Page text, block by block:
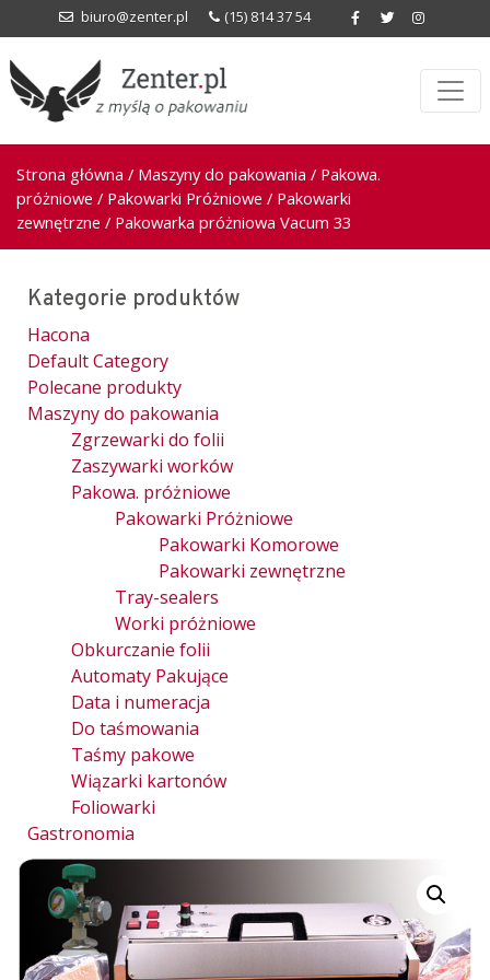
biuro@zenter.pl (15) 814 37 54
Strona główna / Maszyny do pakowania / Pakowa.
próżniowe / Pakowarki Próżniowe / Pakowarki
zewnętrzne / Pakowarka próżniowa Vacum 33
Kategorie produktów
Hacona
Default Category
Polecane produkty
Maszyny do pakowania
Zgrzewarki do folii
Zaszywarki worków
Pakowa. próżniowe
Pakowarki Próżniowe
Pakowarki Komorowe
Pakowarki zewnętrzne
Tray-sealers
Worki próżniowe
Obkurczanie folii
Automaty Pakujące
Data i numeracja
Do taśmowania
Taśmy pakowe
Wiązarki kartonów
Foliowarki
Gastronomia